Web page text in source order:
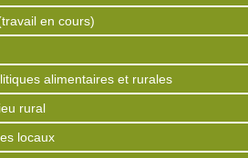
en cours)
alimentaires et rurales
rural
locaux